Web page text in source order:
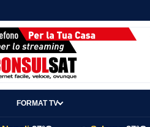
FORMAT TV